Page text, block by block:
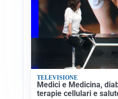
TELEVISIONE
Medici e Medicina,
terapie cellulari e